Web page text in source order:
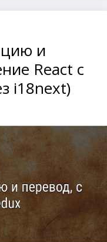
и
React с
i18next)